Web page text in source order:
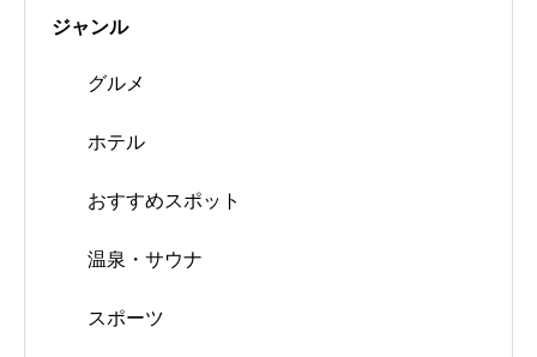
ジャンル
グルメ
ホテル
おすすめスポット
温泉・サウナ
スポーツ